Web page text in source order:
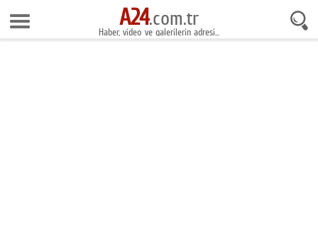
7 Ağustos 2026 3:05:04
Anasayfa
A24.com.tr
Haber, video ve galerilerin adresi...